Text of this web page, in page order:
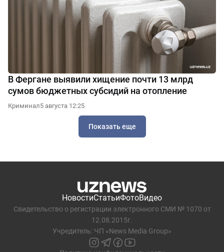
В Фергане выявили хищение почти 13 млрд
сумов бюджетных субсидий на отопление
Криминал5 августа 12:25
Показать еще
НовостиСтатьиФотоВидео
Свидетельство о регистрации электронного СМИ № 1070 от
12.08.2015г.
Учредитель: ЧП «News Media Group»